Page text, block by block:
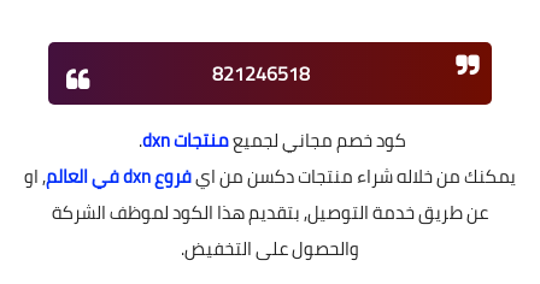
821246518
كود خصم مجاني لجميعمنتجات dxn
.
يمكنك من خلاله شراء منتجات دكسن من ايفروع dxn في العالم
, او
عن طريق خدمة التوصيل, بتقديم هذا الكود لموظف الشركة
والحصول على التخفيض.